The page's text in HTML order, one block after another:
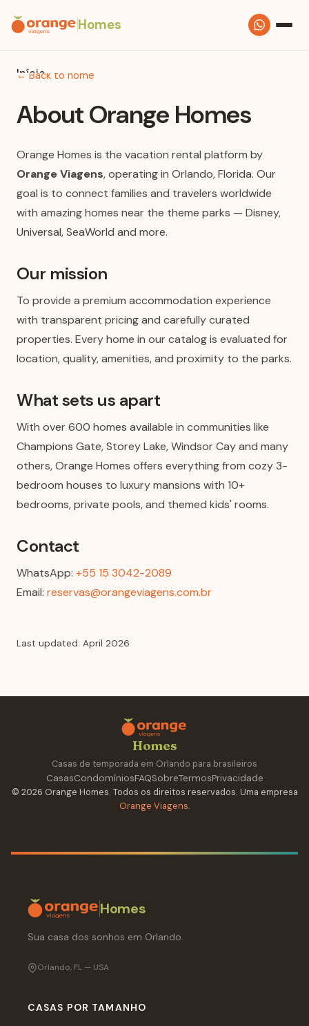
Homes
Início
Casas
FAQ
Sobre
← Back to home
About Orange Homes
Orange Homes is the vacation rental platform by
Orange Viagens, operating in Orlando, Florida. Our
goal is to connect families and travelers worldwide
with amazing homes near the theme parks — Disney,
Universal, SeaWorld and more.
Our mission
To provide a premium accommodation experience
with transparent pricing and carefully curated
properties. Every home in our catalog is evaluated for
location, quality, amenities, and proximity to the parks.
What sets us apart
With over 600 homes available in communities like
Champions Gate, Storey Lake, Windsor Cay and many
others, Orange Homes offers everything from cozy 3-
bedroom houses to luxury mansions with 10+
bedrooms, private pools, and themed kids' rooms.
Contact
WhatsApp: +55 15 3042-2089
Email: reservas@orangeviagens.com.br
Last updated: April 2026
Homes
Casas de temporada em Orlando para brasileiros
CasasCondomíniosFAQSobreTermosPrivacidade
© 2026 Orange Homes. Todos os direitos reservados. Uma empresa
Orange Viagens.
Homes
Sua casa dos sonhos em Orlando.
Orlando, FL — USA
CASAS POR TAMANHO